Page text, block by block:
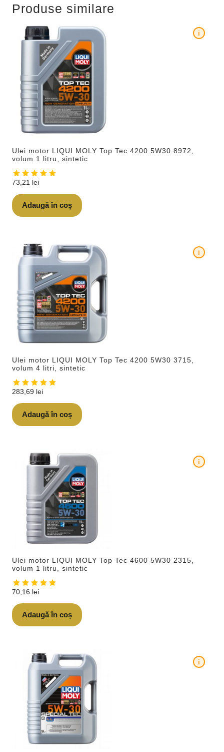
Produse similare
Ulei motor LIQUI MOLY Top Tec 4200 5W30 8972,
volum 1 litru, sintetic
i
73,21 lei
Adaugă în coș
Ulei motor LIQUI MOLY Top Tec 4200 5W30 3715,
volum 4 litri, sintetic
i
283,69 lei
Adaugă în coș
Ulei motor LIQUI MOLY Top Tec 4600 5W30 2315,
volum 1 litru, sintetic
i
70,16 lei
Adaugă în coș
i